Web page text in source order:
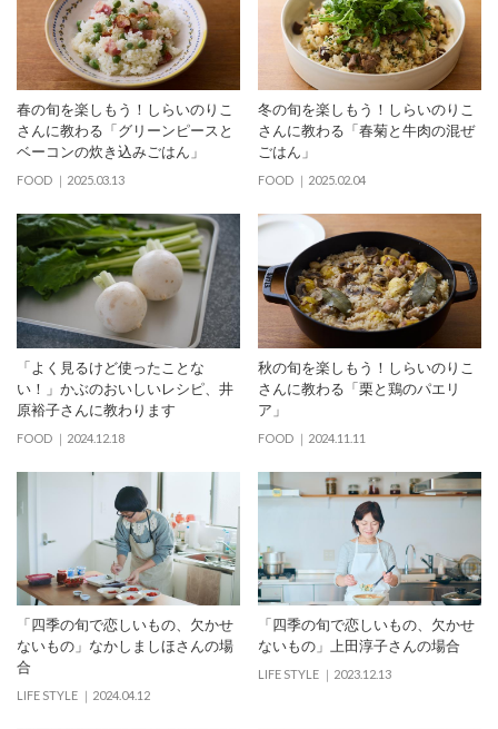
春の旬を楽しもう！しらいのりこ
さんに教わる「グリーンピースと
ベーコンの炊き込みごはん」
FOOD 2025.03.13
冬の旬を楽しもう！しらいのりこ
さんに教わる「春菊と牛肉の混ぜ
ごはん」
FOOD 2025.02.04
「よく見るけど使ったことな
い！」かぶのおいしいレシピ、井
原裕子さんに教わります
FOOD 2024.12.18
秋の旬を楽しもう！しらいのりこ
さんに教わる「栗と鶏のパエリ
ア」
FOOD 2024.11.11
「四季の旬で恋しいもの、欠かせ
ないもの」なかしましほさんの場
合
LIFE STYLE 2024.04.12
「四季の旬で恋しいもの、欠かせ
ないもの」上田淳子さんの場合
LIFE STYLE 2023.12.13